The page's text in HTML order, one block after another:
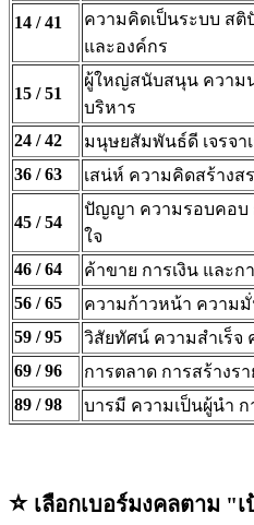
14 / 41
ความคิดเป็นระบบ ส
และองค์กร
15 / 51
ผู้ใหญ่สนับสนุน ความ
บริหาร
24 / 42
มนุษยสัมพันธ์ดี เจรจา
36 / 63
เสน่ห์ ความคิดสร้างส
45 / 54
ปัญญา ความรอบคอบ
ใจ
46 / 64
ค้าขาย การเงิน และก
56 / 65
ความก้าวหน้า ความ
59 / 95
วิสัยทัศน์ ความสำเร็จ
69 / 96
การตลาด การสร้างร
89 / 98
บารมี ความเป็นผู้นำ
⭐️ เลือกเบอร์มงคลตาม "